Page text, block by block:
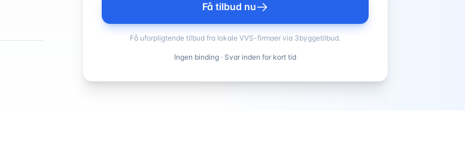
Få tilbud nu
Få uforpligtende tilbud fra lokale VVS-firmaer via 3byggetilbud.
Ingen binding · Svar inden for kort tid